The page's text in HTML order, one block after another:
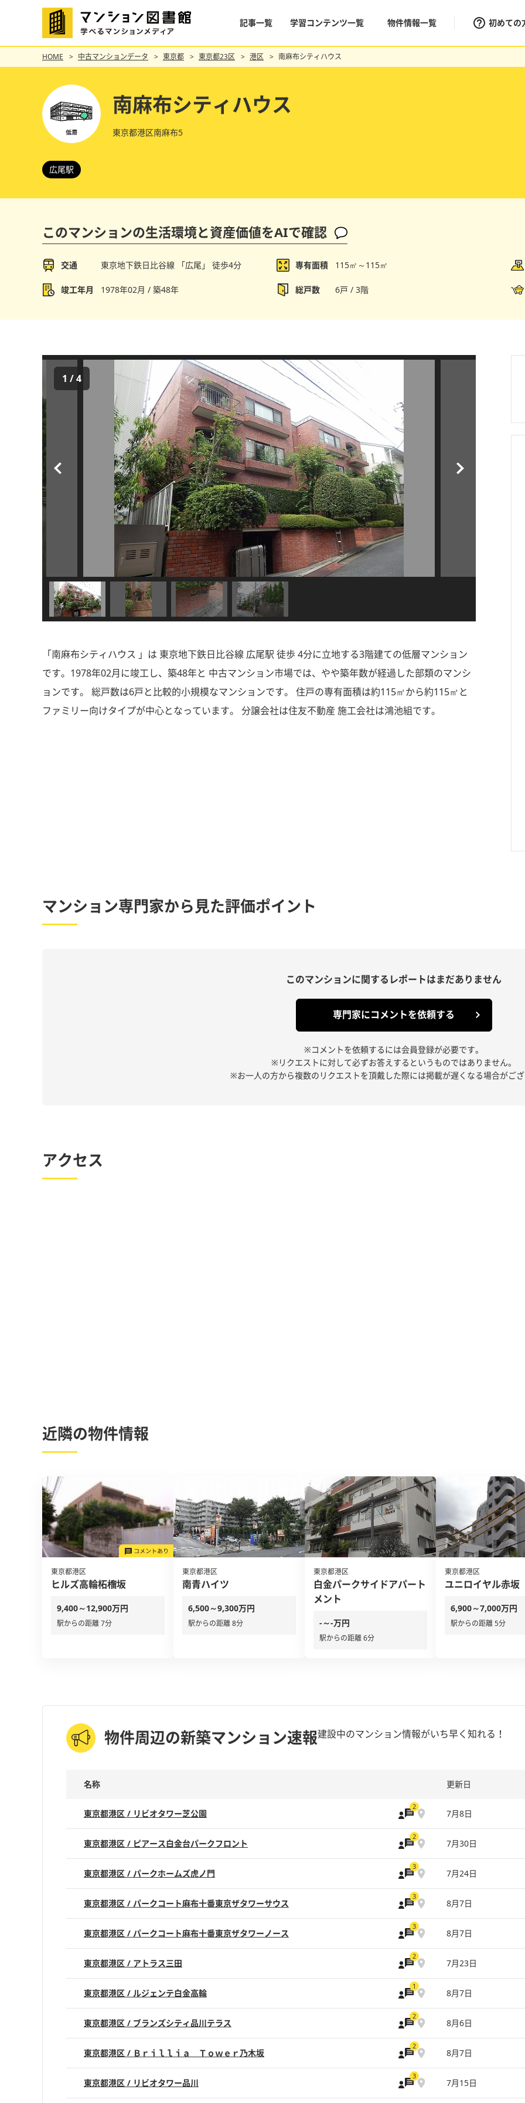
記事一覧 学習コンテンツ一覧 物件情報一覧 初めての
HOME 中古マンションデータ 東京都 東京都23区 港区 南麻布シティハウス
南麻布シティハウス
東京都港区南麻布5
広尾駅
このマンションの生活環境と資産価値をAIで確認
交通 東京地下鉄日比谷線 「広尾」 徒歩4分 専有面積 115㎡～115㎡
竣工年月 1978年02月 / 築48年 総戸数 6戸 / 3階
1 /4
「南麻布シティハウス 」は 東京地下鉄日比谷線 広尾駅 徒歩 4分に立地する3階建ての低層マンション
です。1978年02月に竣工し、築48年と 中古マンション市場では、やや築年数が経過した部類のマンシ
ョンです。 総戸数は6戸と比較的小規模なマンションです。 住戸の専有面積は約115㎡から約115㎡と
ファミリー向けタイプが中心となっています。 分譲会社は住友不動産 施工会社は鴻池組です。
マンション専門家から見た評価ポイント
このマンションに関する レポートはまだありません
専門家にコメントを依頼する
※コメントを依頼するには会員登録が必要です。
※リクエストに対して必ずお答えするというものではありません。
※お一人の方から複数のリクエストを頂戴した際には掲載が遅くなる場合がご
アクセス
近隣の物件情報
東京都港区
ヒルズ高輪柘榴坂
9,400～12,900万円
駅からの距離 7分
東京都港区
南青ハイツ
6,500～9,300万円
駅からの距離 8分
東京都港区
白金パークサイドアパート
メント
-～-万円
駅からの距離 6分
東京都港区
ユニロイヤル赤坂
6,900～7,000万円
駅からの距離 5分
物件周辺の新築マンション速報建設中のマンション情報がいち早く知れる！
名称 更新日
東京都港区 / リビオタワー芝公園
2
7月8日
東京都港区 / ピアース白金台パークフロント
2
7月30日
東京都港区 / パークホームズ虎ノ門
3
7月24日
東京都港区 / パークコート麻布十番東京ザタワーサウス
3
8月7日
東京都港区 / パークコート麻布十番東京ザタワーノース
3
8月7日
東京都港区 / アトラス三田
2
7月23日
東京都港区 / ルジェンテ白金高輪
1
8月7日
東京都港区 / ブランズシティ品川テラス
2
8月6日
東京都港区 / Ｂｒｉｌｌｉａ Ｔｏｗｅｒ乃木坂
2
8月7日
東京都港区 / リビオタワー品川
3
7月15日